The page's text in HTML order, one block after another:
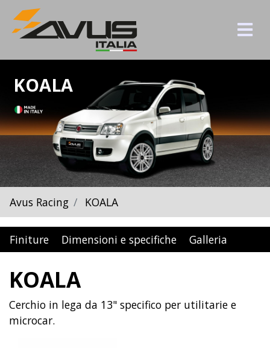
KOALA
Avus Racing KOALA
Finiture Dimensioni e specifiche Galleria
KOALA
Cerchio in lega da 13" specifico per utilitarie e
microcar.